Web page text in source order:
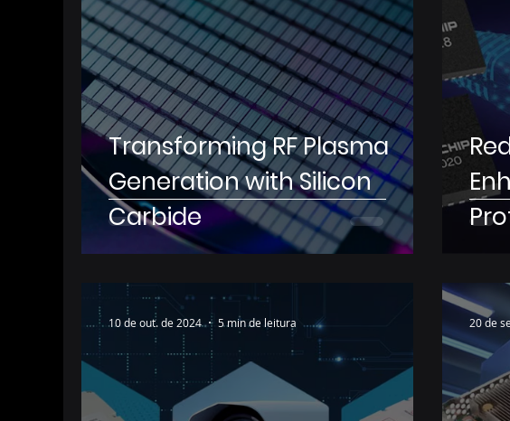
Transforming RF Plasma
Generation with Silicon
Carbide
10 de out. de 2024 5 min de leitura 20 de